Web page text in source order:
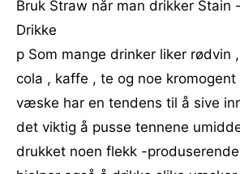
Bruk Straw når man drikker Stain
Drikke
p Som mange drinker liker rødvin
cola , kaffe , te og noe
væske har en tendens til å sive
det viktig å pusse tennene
drukket noen flekk -